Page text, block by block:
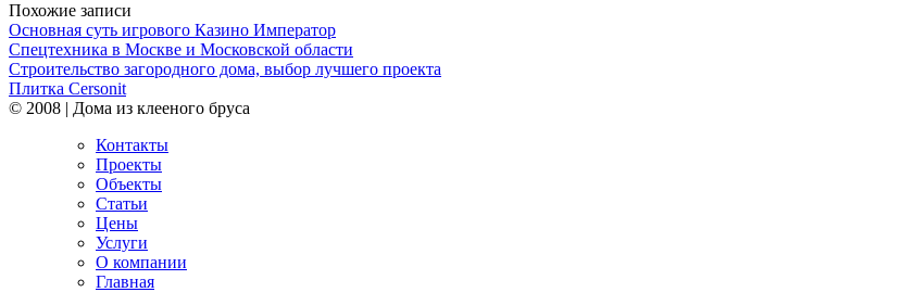
Похожие записи
Основная суть игрового Казино Император
Спецтехника в Москве и Московской области
Строительство загородного дома, выбор лучшего проекта
Плитка Cersonit
© 2008 | Дома из клееного бруса
Контакты
Проекты
Объекты
Статьи
Цены
Услуги
О компании
Главная